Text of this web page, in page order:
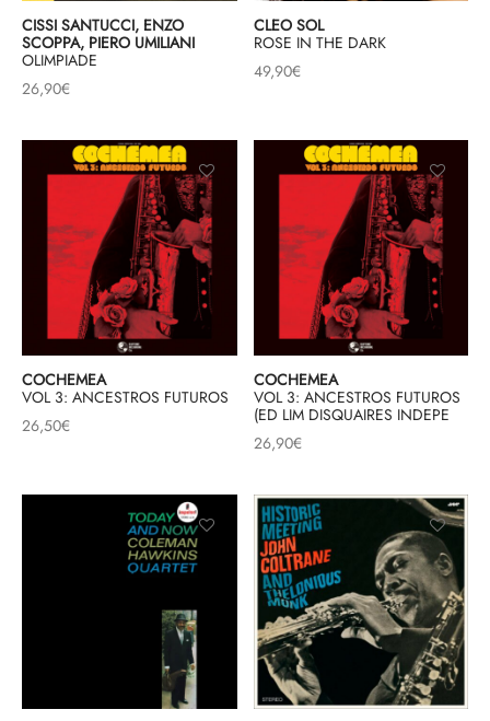
CISSI SANTUCCI, ENZO
SCOPPA, PIERO UMILIANI
OLIMPIADE
26,90€
CLEO SOL
ROSE IN THE DARK
49,90€
COCHEMEA
VOL 3: ANCESTROS FUTUROS
26,50€
COCHEMEA
VOL 3: ANCESTROS FUTUROS
(ED LIM DISQUAIRES INDEPE
26,90€